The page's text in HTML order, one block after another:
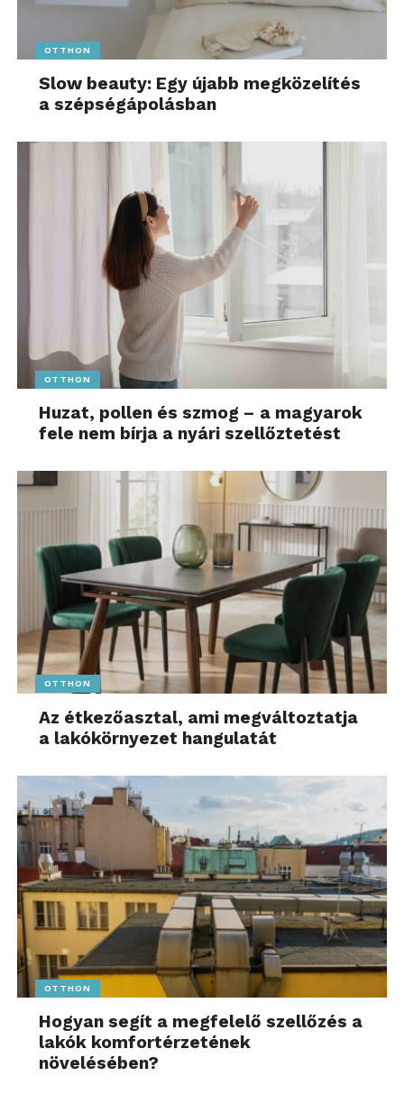
OTTHON
Slow beauty: Egy újabb megközelítés
a szépségápolásban
OTTHON
Huzat, pollen és szmog – a magyarok
fele nem bírja a nyári szellőztetést
OTTHON
Az étkezőasztal, ami megváltoztatja
a lakókörnyezet hangulatát
OTTHON
Hogyan segít a megfelelő szellőzés a
lakók komfortérzetének
növelésében?